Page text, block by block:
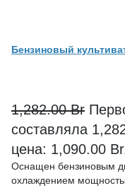
Бензиновый
1,282.00Br
составляла
цена: 1,090.00
Оснащен бензиновым
охлаждением